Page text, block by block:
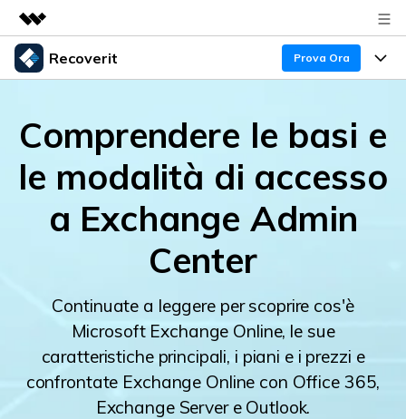
Prodotti in evidenza
Panoramica
Soluzione
Chi siamo
Sala stampa
Recoverit Prova Ora
Recupero Dati
Backup Dati
Funzionalità
Recover file Media
Controlla tutte le caratteristiche
Problemi del Dispositivo Archiviazione
Problemi del Backup
Storie
50% OFF!
Accedi
Comprendere le basi e
le modalità di accesso
a Exchange Admin
Center
Continuate a leggere per scoprire cos'è
Microsoft Exchange Online, le sue
caratteristiche principali, i piani e i prezzi e
confrontate Exchange Online con Office 365,
Exchange Server e Outlook.